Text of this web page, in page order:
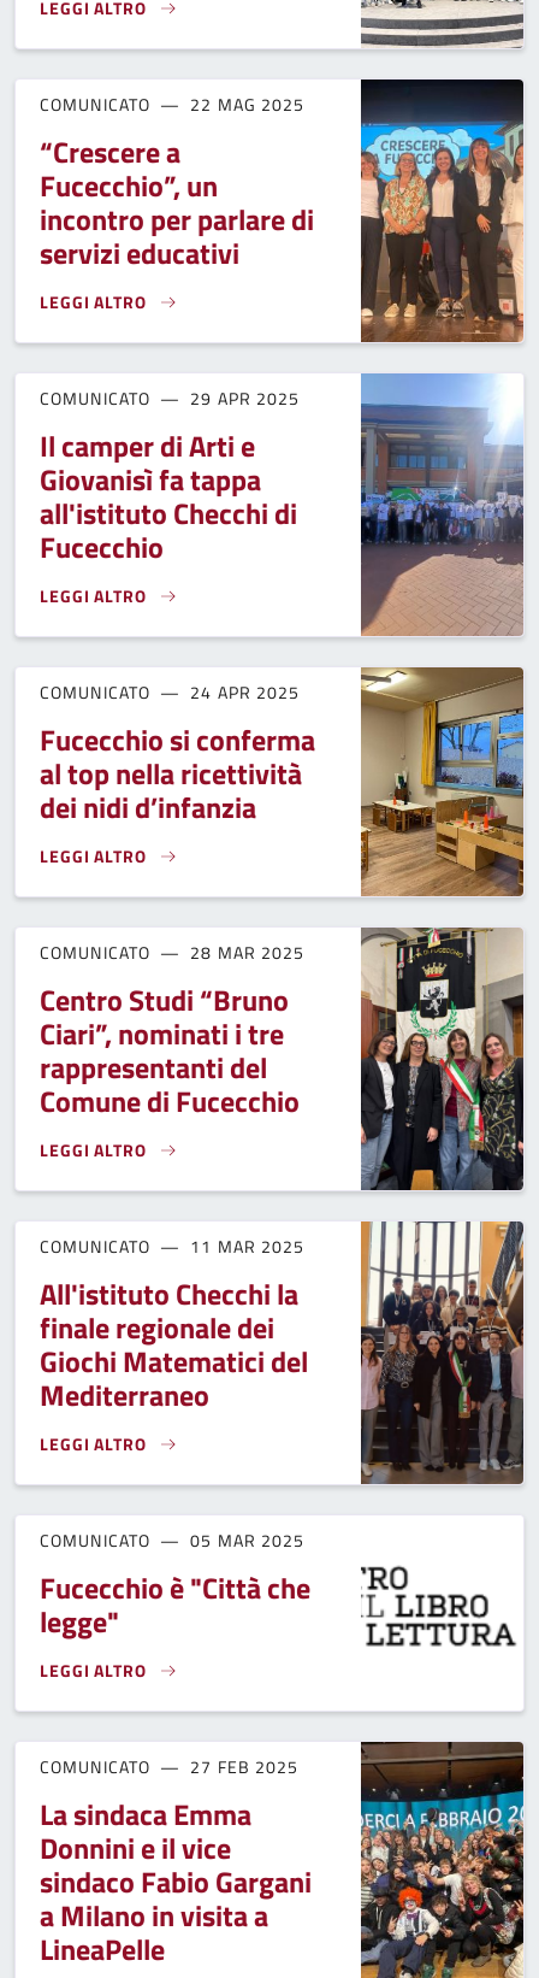
LEGGI ALTRO
GLI STUDENTI DELLA SCUOLA MEDIA MONTANELLI
COMUNICATO 22 MAG 2025
“Crescere a
Fucecchio”, un
incontro per parlare di
servizi educativi
LEGGI ALTRO
“CRESCERE A FUCECCHIO”, UN INCONTRO PER PARLARE DI
COMUNICATO 29 APR 2025
Il camper di Arti e
Giovanisì fa tappa
all'istituto Checchi di
Fucecchio
LEGGI ALTRO
IL CAMPER DI ARTI E GIOVANISÌ FA TAPPA ALL'ISTITUTO
COMUNICATO 24 APR 2025
Fucecchio si conferma
al top nella ricettività
dei nidi d’infanzia
LEGGI ALTRO
FUCECCHIO SI CONFERMA AL TOP NELLA RICETTIVITÀ DEI
COMUNICATO 28 MAR 2025
Centro Studi “Bruno
Ciari”, nominati i tre
rappresentanti del
Comune di Fucecchio
LEGGI ALTRO
CENTRO STUDI “BRUNO CIARI”, NOMINATI I TRE
COMUNICATO 11 MAR 2025
All'istituto Checchi la
finale regionale dei
Giochi Matematici del
Mediterraneo
LEGGI ALTRO
ALL'ISTITUTO CHECCHI LA FINALE REGIONALE DEI GIOCHI
COMUNICATO 05 MAR 2025
Fucecchio è "Città che
legge"
LEGGI ALTRO
FUCECCHIO È "CITTÀ CHE LEGGE"}
COMUNICATO 27 FEB 2025
La sindaca Emma
Donnini e il vice
sindaco Fabio Gargani
a Milano in visita a
LineaPelle